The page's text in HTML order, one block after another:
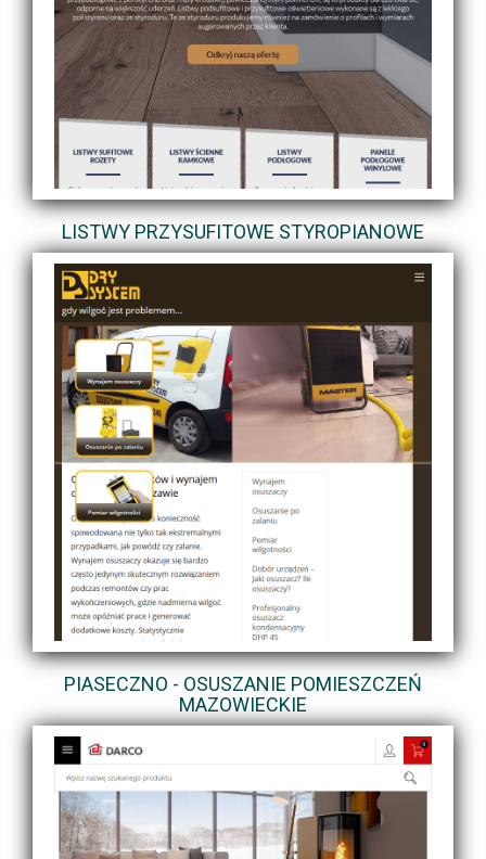
LISTWY PRZYSUFITOWE STYROPIANOWE
PIASECZNO - OSUSZANIE POMIESZCZEŃ
MAZOWIECKIE